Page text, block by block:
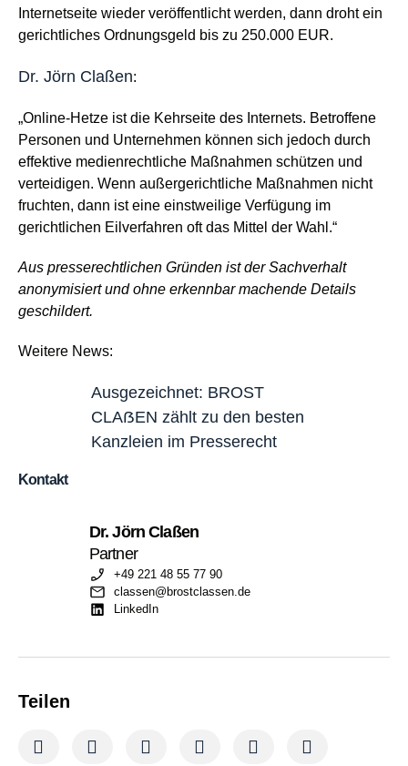
Kontakt
Dr. Jörn Claßen
Partner
+49 221 48 55 77 90
classen@brostclassen.de
LinkedIn
Teilen
Internetseite wieder veröffentlicht werden, dann droht ein
gerichtliches Ordnungsgeld bis zu 250.000 EUR.
Dr. Jörn Claßen:
„Online-Hetze ist die Kehrseite des Internets. Betroffene
Personen und Unternehmen können sich jedoch durch
effektive medienrechtliche Maßnahmen schützen und
verteidigen. Wenn außergerichtliche Maßnahmen nicht
fruchten, dann ist eine einstweilige Verfügung im
gerichtlichen Eilverfahren oft das Mittel der Wahl.“
Aus presserechtlichen Gründen ist der Sachverhalt
anonymisiert und ohne erkennbar machende Details
geschildert.
Weitere News:
Ausgezeichnet: BROST
CLAẞEN zählt zu den besten
Kanzleien im Presserecht